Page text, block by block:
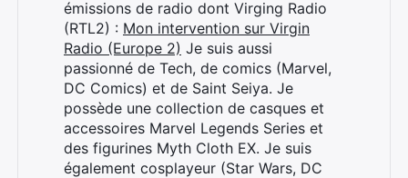
émissions de radio dont Virging Radio
(RTL2) : Mon intervention sur Virgin
Radio (Europe 2) Je suis aussi
passionné de Tech, de comics (Marvel,
DC Comics) et de Saint Seiya. Je
possède une collection de casques et
accessoires Marvel Legends Series et
des figurines Myth Cloth EX. Je suis
également cosplayeur (Star Wars, DC